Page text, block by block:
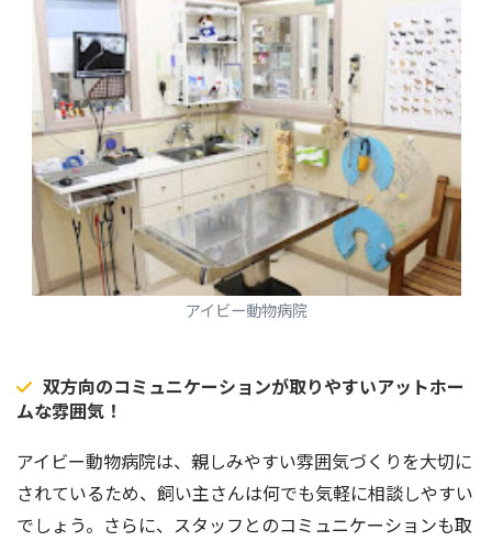
アイビー動物病院
双方向のコミュニケーションが取りやすいアットホー
ムな雰囲気！
アイビー動物病院は、親しみやすい雰囲気づくりを大切に
されているため、飼い主さんは何でも気軽に相談しやすい
でしょう。さらに、スタッフとのコミュニケーションも取